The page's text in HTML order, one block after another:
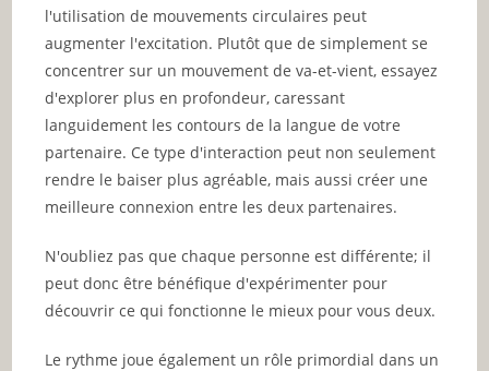
l'utilisation de mouvements circulaires peut
augmenter l'excitation. Plutôt que de simplement se
concentrer sur un mouvement de va-et-vient, essayez
d'explorer plus en profondeur, caressant
languidement les contours de la langue de votre
partenaire. Ce type d'interaction peut non seulement
rendre le baiser plus agréable, mais aussi créer une
meilleure connexion entre les deux partenaires.
N'oubliez pas que chaque personne est différente; il
peut donc être bénéfique d'expérimenter pour
découvrir ce qui fonctionne le mieux pour vous deux.
Le rythme joue également un rôle primordial dans un